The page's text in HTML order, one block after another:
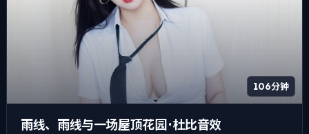
106分钟
雨线、雨线与一场屋顶花园 · 杜比音效